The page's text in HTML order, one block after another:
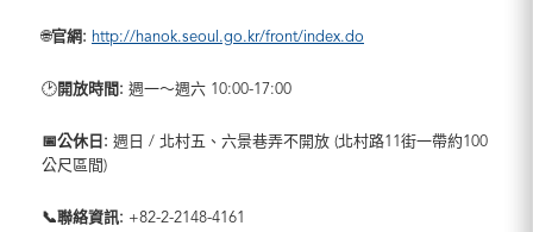
🌐官網: http://hanok.seoul.go.kr/front/index.do
🕑開放時間: 週一～週六 10:00-17:00
📅公休日: 週日 / 北村五、六景巷弄不開放 (北村路11街一帶約100
公尺區間)
📞聯絡資訊: +82-2-2148-4161